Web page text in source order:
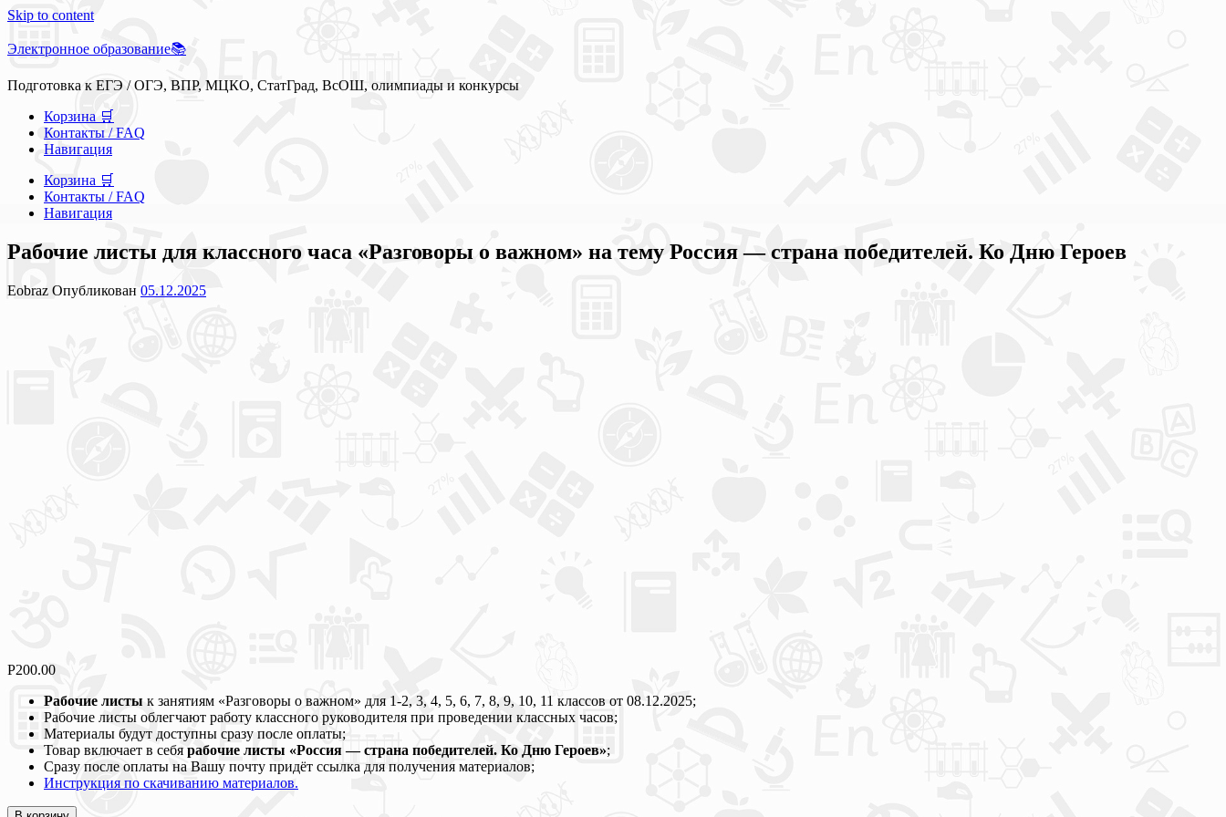
Skip to content
Электронное образование📚
Подготовка к ЕГЭ / ОГЭ, ВПР, МЦКО, СтатГрад, ВсОШ, олимпиады и конкурсы
Корзина 🛒
Контакты / FAQ
Навигация
Корзина 🛒
Контакты / FAQ
Навигация
Рабочие листы для классного часа «Разговоры о важном» на тему Россия — страна победителей. Ко Дню Героев
Eobraz Опубликован 05.12.2025
Р200.00
Рабочие листы к занятиям «Разговоры о важном» для 1-2, 3, 4, 5, 6, 7, 8, 9, 10, 11 классов от 08.12.2025;
Рабочие листы облегчают работу классного руководителя при проведении классных часов;
Материалы будут доступны сразу после оплаты;
Товар включает в себя рабочие листы «Россия — страна победителей. Ко Дню Героев»;
Сразу после оплаты на Вашу почту придёт ссылка для получения материалов;
Инструкция по скачиванию материалов.